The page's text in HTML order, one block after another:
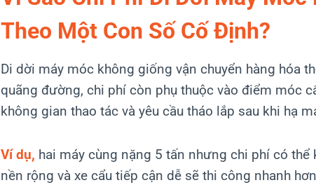
Theo Một Con Số Cố Định?
Di dời máy móc không giống vận chuyển hàng hóa
quãng đường, chi phí còn phụ thuộc vào điểm móc
không gian thao tác và yêu cầu tháo lắp sau khi hạ
Ví dụ, hai máy cùng nặng 5 tấn nhưng chi phí có
nền rộng và xe cẩu tiếp cận dễ sẽ thi công nhanh